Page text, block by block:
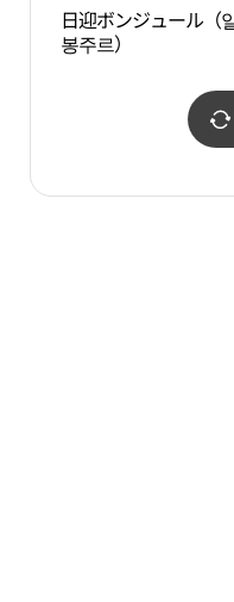
日迎ボンジュール（
봉주르）